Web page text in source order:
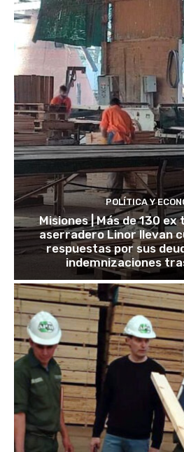
POLÍTICA Y
Misiones | Más de 130
aserradero Linor llevan
respuestas por sus
indemnizaciones